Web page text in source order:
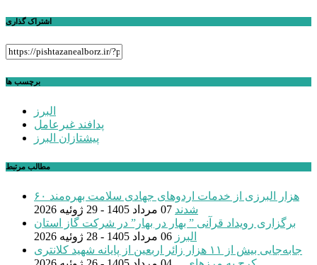
اشتراک گذاری
برچسب ها
البرز
پدافند غیرعامل
پیشتازان البرز
مطالب مرتبط
۶۰ هزار البرزی از خدمات اردوهای جهادی سلامت بهره‌مند
شدند 07 مرداد 1405 - 29 ژوئیه 2026
برگزاری رویداد قرآنی ” بهار در بهار” در شرکت گاز استان
البرز 06 مرداد 1405 - 28 ژوئیه 2026
جابه‌جایی بیش از ۱۱ هزار زائر اربعین از پایانه شهید کلانتری